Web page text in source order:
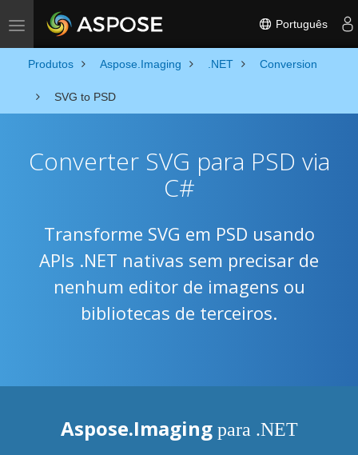
Toggle navigation Português
Produtos Aspose.Imaging .NET Conversion
SVG to PSD
Converter SVG para PSD via
C#
Transforme SVG em PSD usando
APIs .NET nativas sem precisar de
nenhum editor de imagens ou
bibliotecas de terceiros.
Aspose.Imaging para .NET